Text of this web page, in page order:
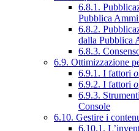
6.8.1.
Pubblica
6.8.2.
dalla Pubblica
6.8.3.
6.9. Ottimizzazione
6.9.1. I fattori
6.9.2. I fattori
6.9.3.
Console
6.10. Gestire i
6.10.1.